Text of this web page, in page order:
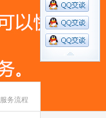
服务流程